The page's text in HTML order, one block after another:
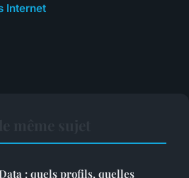
Internet
: quels profils, quelles